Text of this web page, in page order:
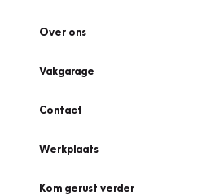
Over ons
Vakgarage
Contact
Werkplaats
Kom gerust verder